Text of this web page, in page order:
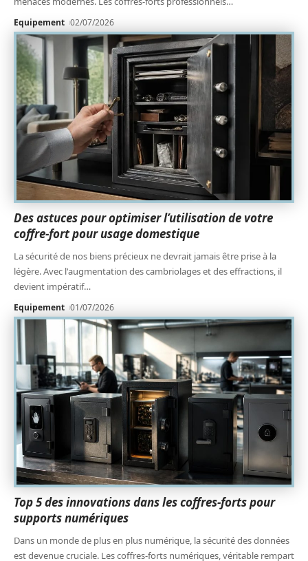
Equipement 02/07/2026
Des astuces pour optimiser l’utilisation de votre
coffre-fort pour usage domestique
La sécurité de nos biens précieux ne devrait jamais être prise à la
légère. Avec l'augmentation des cambriolages et des effractions, il
devient impératif…
Equipement 01/07/2026
Top 5 des innovations dans les coffres-forts pour
supports numériques
Dans un monde de plus en plus numérique, la sécurité des données
est devenue cruciale. Les coffres-forts numériques, véritable rempart